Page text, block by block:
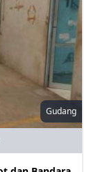
Gudang